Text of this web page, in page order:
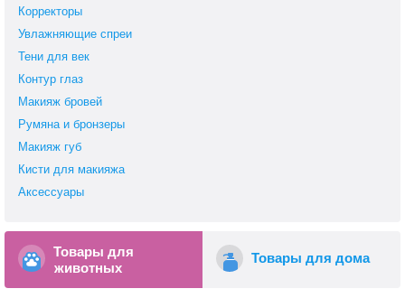
Корректоры
Увлажняющие спреи
Тени для век
Контур глаз
Макияж бровей
Румяна и бронзеры
Макияж губ
Кисти для макияжа
Аксессуары
Товары для
животных
Товары для дома